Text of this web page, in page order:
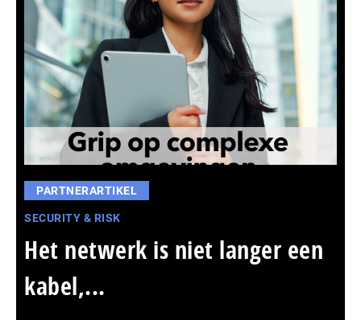
PARTNERARTIKEL
SECURITY & RISK
Het netwerk is niet langer een
kabel,...